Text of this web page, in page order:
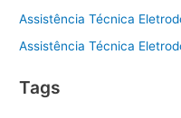
Assistência Técnica
Assistência Técnica
Tags